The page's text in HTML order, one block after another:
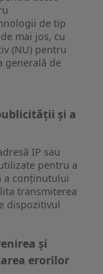
de tip
mai jos, cu
(NU) pentru
generală de
și a
IP sau
pentru a
a conținutului
transmiterea
dispozitivul
și
erorilor